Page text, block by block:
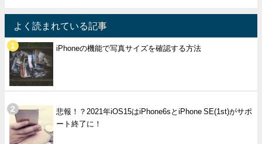
よく読まれている記事
iPhoneの機能で写真サイズを確認する方法
悲報！？2021年iOS15はiPhone6sとiPhone SE(1st)がサポ
ート終了に！